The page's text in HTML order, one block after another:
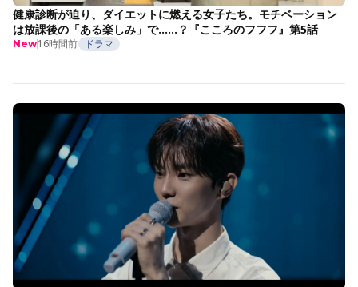
健康診断が迫り、ダイエットに燃える女子たち。モチベーション
は放課後の「ある楽しみ」で……？『こころのフフフ』第5話
New16時間前 ドラマ